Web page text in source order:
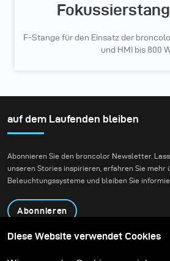
F-Stange für den Einsatz der
und HMI bis 800
auf dem Laufenden bleiben
Abonnieren Sie den broncolor Newsletter.
unseren Stories inspirieren, erfahren Sie mehr
Beleuchtungssysteme und bleiben Sie
Abonnieren
Diese Website verwendet Cookies